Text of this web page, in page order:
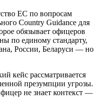
ЕС по вопросам
Country Guidance для
обязывает офицеров
по единому стандарту,
России, Беларуси — но
кейс рассматривается
презумпции угрозы.
не знает контекст —